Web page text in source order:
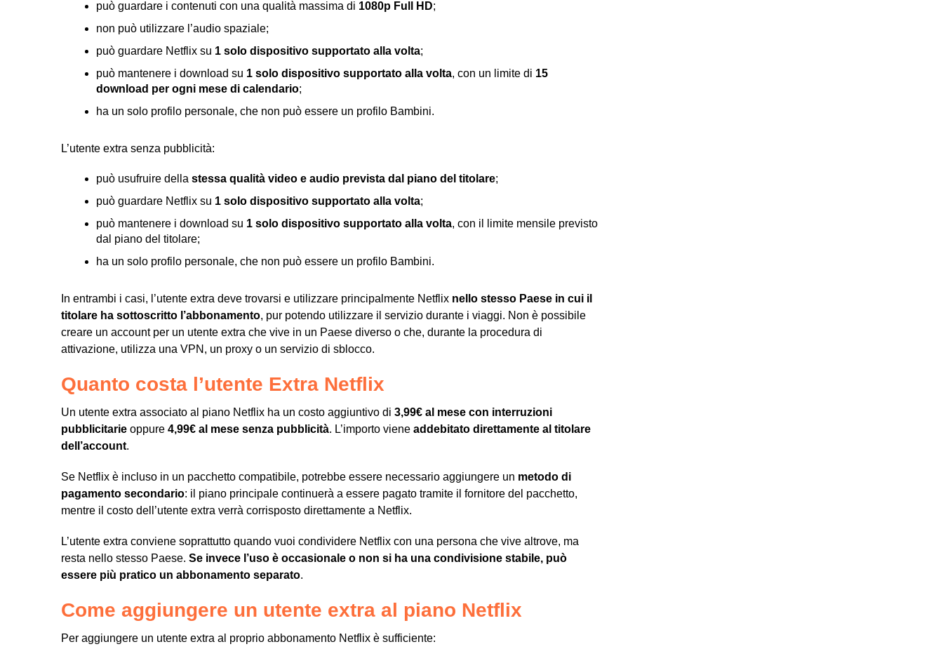
può guardare i contenuti con una qualità massima di 1080p Full HD;
non può utilizzare l’audio spaziale;
può guardare Netflix su 1 solo dispositivo supportato alla volta;
può mantenere i download su 1 solo dispositivo supportato alla volta, con un limite di 15
download per ogni mese di calendario;
ha un solo profilo personale, che non può essere un profilo Bambini.
L’utente extra senza pubblicità:
può usufruire della stessa qualità video e audio prevista dal piano del titolare;
può guardare Netflix su 1 solo dispositivo supportato alla volta;
può mantenere i download su 1 solo dispositivo supportato alla volta, con il limite mensile previsto
dal piano del titolare;
ha un solo profilo personale, che non può essere un profilo Bambini.
In entrambi i casi, l’utente extra deve trovarsi e utilizzare principalmente Netflix nello stesso Paese in cui il
titolare ha sottoscritto l’abbonamento, pur potendo utilizzare il servizio durante i viaggi. Non è possibile
creare un account per un utente extra che vive in un Paese diverso o che, durante la procedura di
attivazione, utilizza una VPN, un proxy o un servizio di sblocco.
Quanto costa l’utente Extra Netflix
Un utente extra associato al piano Netflix ha un costo aggiuntivo di 3,99€ al mese con interruzioni
pubblicitarie oppure 4,99€ al mese senza pubblicità. L’importo viene addebitato direttamente al titolare
dell’account.
Se Netflix è incluso in un pacchetto compatibile, potrebbe essere necessario aggiungere un metodo di
pagamento secondario: il piano principale continuerà a essere pagato tramite il fornitore del pacchetto,
mentre il costo dell’utente extra verrà corrisposto direttamente a Netflix.
L’utente extra conviene soprattutto quando vuoi condividere Netflix con una persona che vive altrove, ma
resta nello stesso Paese. Se invece l’uso è occasionale o non si ha una condivisione stabile, può
essere più pratico un abbonamento separato.
Come aggiungere un utente extra al piano Netflix
Per aggiungere un utente extra al proprio abbonamento Netflix è sufficiente: